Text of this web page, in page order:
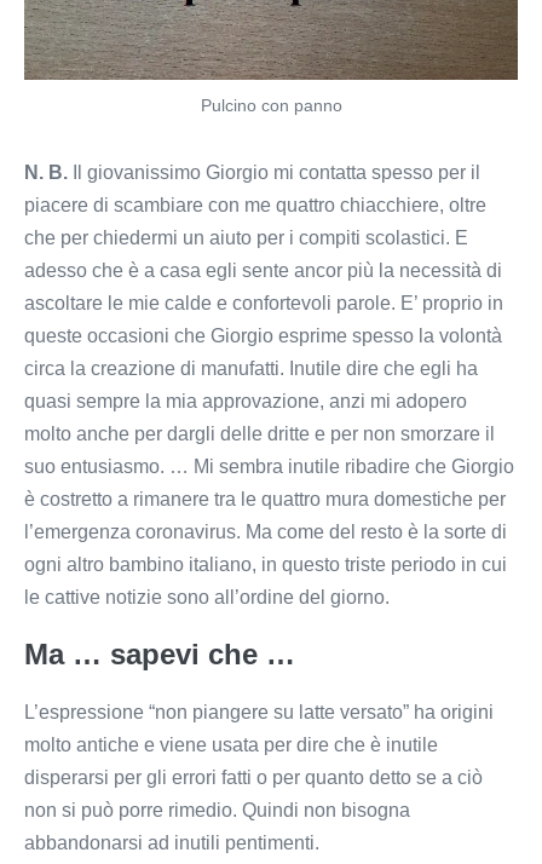
Pulcino con panno
N. B.
Il giovanissimo Giorgio mi contatta spesso per il
piacere di scambiare con me quattro chiacchiere, oltre
che per chiedermi un aiuto per i compiti scolastici. E
adesso che è a casa egli sente ancor più la necessità di
ascoltare le mie calde e confortevoli parole. E’ proprio in
queste occasioni che Giorgio esprime spesso la volontà
circa la creazione di manufatti. Inutile dire che egli ha
quasi sempre la mia approvazione, anzi mi adopero
molto anche per dargli delle dritte e per non smorzare il
suo entusiasmo. … Mi sembra inutile ribadire che Giorgio
è costretto a rimanere tra le quattro mura domestiche per
l’emergenza coronavirus. Ma come del resto è la sorte di
ogni altro bambino italiano, in questo triste periodo in cui
le cattive notizie sono all’ordine del giorno.
Ma … sapevi che …
L’espressione “non piangere su latte versato” ha origini
molto antiche e viene usata per dire che è inutile
disperarsi per gli errori fatti o per quanto detto se a ciò
non si può porre rimedio. Quindi non bisogna
abbandonarsi ad inutili pentimenti.